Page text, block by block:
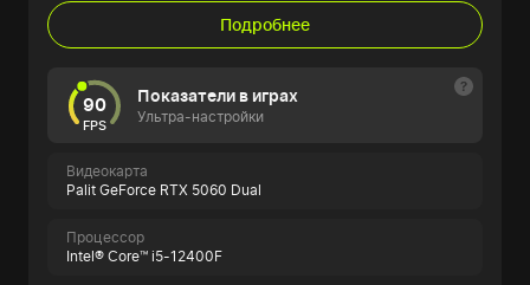
Подробнее
90
FPS
Показатели в играх
Ультра-настройки
Видеокарта
Palit GeForce RTX 5060 Dual
Процессор
Intel® Core™ i5-12400F